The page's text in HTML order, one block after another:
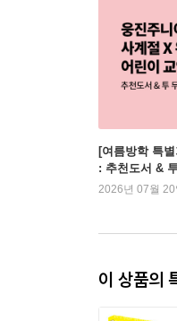
[여름방학 특
: 추천도서 &
2026년 07월
이 상품의